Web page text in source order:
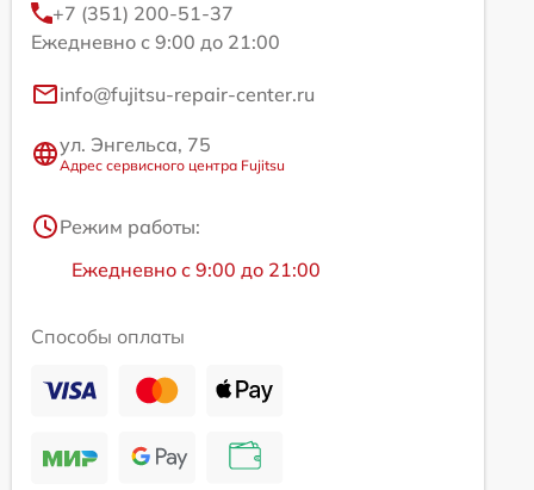
+7 (351) 200-51-37
Ежедневно с 9:00 до 21:00
info@fujitsu-repair-center.ru
ул. Энгельса, 75
Адрес сервисного центра Fujitsu
Режим работы:
Ежедневно с 9:00 до 21:00
Способы оплаты